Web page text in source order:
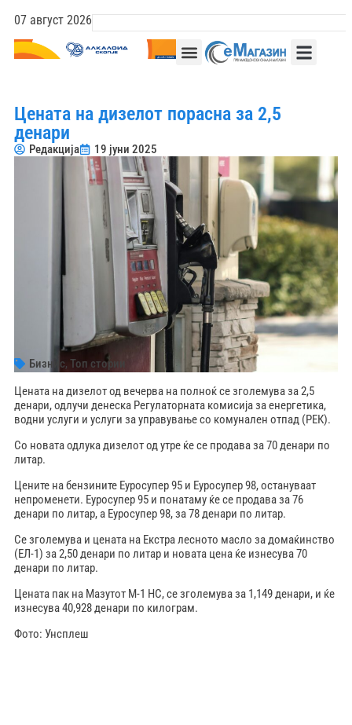
07 август 2026
Цената на дизелот порасна за 2,5
денари
Редакција 19 јуни 2025
Бизнис, Топ стории
Цената на дизелот од вечерва на полноќ се зголемува за 2,5
денари, одлучи денеска Регулаторната комисија за енергетика,
водни услуги и услуги за управување со комунален отпад (РЕК).
Со новата одлука дизелот од утре ќе се продава за 70 денари по
литар.
Цените на бензините Еуросупер 95 и Еуросупер 98, остануваат
непроменети. Еуросупер 95 и понатаму ќе се продава за 76
денари по литар, а Еуросупер 98, за 78 денари по литар.
Се зголемува и цената на Екстра лесното масло за домаќинство
(ЕЛ-1) за 2,50 денари по литар и новата цена ќе изнесува 70
денари по литар.
Цената пак на Мазутот М-1 НС, се зголемува за 1,149 денари, и ќе
изнесува 40,928 денари по килограм.
Фото: Унсплеш